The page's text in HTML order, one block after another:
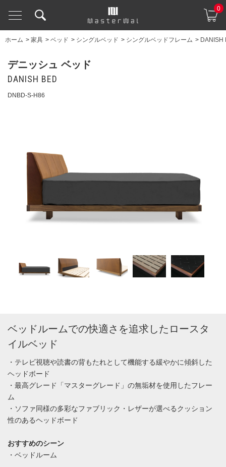
0
ホーム > 家具 > ベッド > シングルベッド > シングルベッドフレーム > DANISH
デニッシュ ベッド
DANISH BED
DNBD-S-H86
ベッドルームでの快適さを追求したロースタ
イルベッド
・テレビ視聴や読書の背もたれとして機能する緩やかに傾斜した
ヘッドボード
・最高グレード「マスターグレード」の無垢材を使用したフレー
ム
・ソファ同様の多彩なファブリック・レザーが選べるクッション
性のあるヘッドボード
おすすめのシーン
・ベッドルーム